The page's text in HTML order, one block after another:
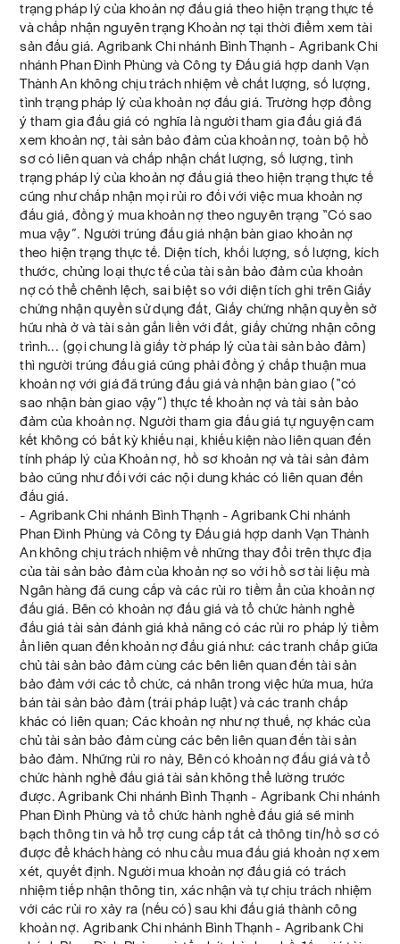
trạng pháp lý của khoản nợ đấu giá theo hiện trạng thực tế
và chấp nhận nguyên trạng Khoản nợ tại thời điểm xem tài
sản đấu giá. Agribank Chi nhánh Bình Thạnh - Agribank Chi
nhánh Phan Đình Phùng và Công ty Đấu giá hợp danh Vạn
Thành An không chịu trách nhiệm về chất lượng, số lượng,
tình trạng pháp lý của khoản nợ đấu giá. Trường hợp đồng
ý tham gia đấu giá có nghĩa là người tham gia đấu giá đã
xem khoản nợ, tài sản bảo đảm của khoản nợ, toàn bộ hồ
sơ có liên quan và chấp nhận chất lượng, số lượng, tình
trạng pháp lý của khoản nợ đấu giá theo hiện trạng thực tế
cũng như chấp nhận mọi rủi ro đối với việc mua khoản nợ
đấu giá, đồng ý mua khoản nợ theo nguyên trạng “Có sao
mua vậy”. Người trúng đấu giá nhận bàn giao khoản nợ
theo hiện trạng thực tế. Diện tích, khối lượng, số lượng, kích
thước, chủng loại thực tế của tài sản bảo đảm của khoản
nợ có thể chênh lệch, sai biệt so với diện tích ghi trên Giấy
chứng nhận quyền sử dụng đất, Giấy chứng nhận quyền sở
hữu nhà ở và tài sản gắn liền với đất, giấy chứng nhận công
trình... (gọi chung là giấy tờ pháp lý của tài sản bảo đảm)
thì người trúng đấu giá cũng phải đồng ý chấp thuận mua
khoản nợ với giá đã trúng đấu giá và nhận bàn giao (“có
sao nhận bàn giao vậy”) thực tế khoản nợ và tài sản bảo
đảm của khoản nợ. Người tham gia đấu giá tự nguyện cam
kết không có bất kỳ khiếu nại, khiếu kiện nào liên quan đến
tính pháp lý của Khoản nợ, hồ sơ khoản nợ và tài sản đảm
bảo cũng như đối với các nội dung khác có liên quan đến
đấu giá.
- Agribank Chi nhánh Bình Thạnh - Agribank Chi nhánh
Phan Đình Phùng và Công ty Đấu giá hợp danh Vạn Thành
An không chịu trách nhiệm về những thay đổi trên thực địa
của tài sản bảo đảm của khoản nợ so với hồ sơ tài liệu mà
Ngân hàng đã cung cấp và các rủi ro tiềm ẩn của khoản nợ
đấu giá. Bên có khoản nợ đấu giá và tổ chức hành nghề
đấu giá tài sản đánh giá khả năng có các rủi ro pháp lý tiềm
ẩn liên quan đến khoản nợ đấu giá như: các tranh chấp giữa
chủ tài sản bảo đảm cùng các bên liên quan đến tài sản
bảo đảm với các tổ chức, cá nhân trong việc hứa mua, hứa
bán tài sản bảo đảm (trái pháp luật) và các tranh chấp
khác có liên quan; Các khoản nợ như nợ thuế, nợ khác của
chủ tài sản bảo đảm cùng các bên liên quan đến tài sản
bảo đảm. Những rủi ro này, Bên có khoản nợ đấu giá và tổ
chức hành nghề đấu giá tài sản không thể lường trước
được. Agribank Chi nhánh Bình Thạnh - Agribank Chi nhánh
Phan Đình Phùng và tổ chức hành nghề đấu giá sẽ minh
bạch thông tin và hỗ trợ cung cấp tất cả thông tin/hồ sơ có
được để khách hàng có nhu cầu mua đấu giá khoản nợ xem
xét, quyết định. Người mua khoản nợ đấu giá có trách
nhiệm tiếp nhận thông tin, xác nhận và tự chịu trách nhiệm
với các rủi ro xảy ra (nếu có) sau khi đấu giá thành công
khoản nợ. Agribank Chi nhánh Bình Thạnh - Agribank Chi